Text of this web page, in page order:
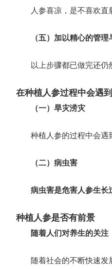
人参喜凉，是不喜欢直
（五）加以精心的管理
以上步骤都已做完还仍
在种植人参过程中会遇
（一）旱灾涝灾
种植人参的过程中会遇
（二）病虫害
病虫害是危害人参生长
种植人参是否有前景
随着人们对养生的关注
随着社会的不断快速发